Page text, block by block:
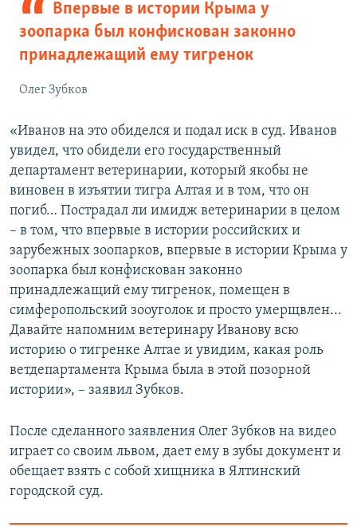
Впервые в истории Крыма у
зоопарка был конфискован законно
принадлежащий ему тигренок
Олег Зубков
«Иванов на это обиделся и подал иск в суд. Иванов
увидел, что обидели его государственный
департамент ветеринарии, который якобы не
виновен в изъятии тигра Алтая и в том, что он
погиб… Пострадал ли имидж ветеринарии в целом
– в том, что впервые в истории российских и
зарубежных зоопарков, впервые в истории Крыма у
зоопарка был конфискован законно
принадлежащий ему тигренок, помещен в
симферопольский зооуголок и просто умерщвлен...
Давайте напомним ветеринару Иванову всю
историю о тигренке Алтае и увидим, какая роль
ветдепартамента Крыма была в этой позорной
истории», – заявил Зубков.
После сделанного заявления Олег Зубков на видео
играет со своим львом, дает ему в зубы документ и
обещает взять с собой хищника в Ялтинский
городской суд.